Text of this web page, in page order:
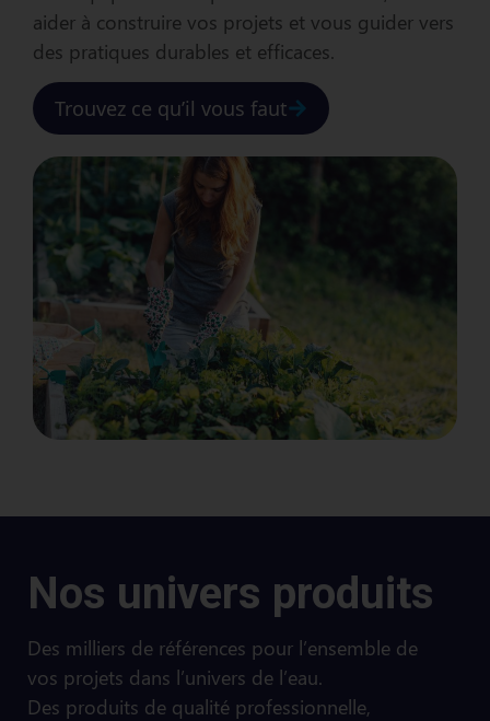
aider à construire vos projets et vous guider vers
des pratiques durables et efficaces.
Trouvez ce qu’il vous faut
Nos univers produits
Des milliers de références pour l’ensemble de
vos projets dans l’univers de l’eau.
Des produits de qualité professionnelle,